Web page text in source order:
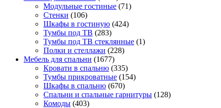
Модульные гостиные (71)
Стенки (106)
Шкафы в гостиную (424)
Тумбы под ТВ (283)
Тумбы под ТВ стеклянные (1)
Полки и стеллажи (228)
Мебель для спальни (1677)
Кровати в спальню (335)
Тумбы прикроватные (154)
Шкафы в спальню (670)
Спальни и спальные гарнитуры (128)
Комоды (403)